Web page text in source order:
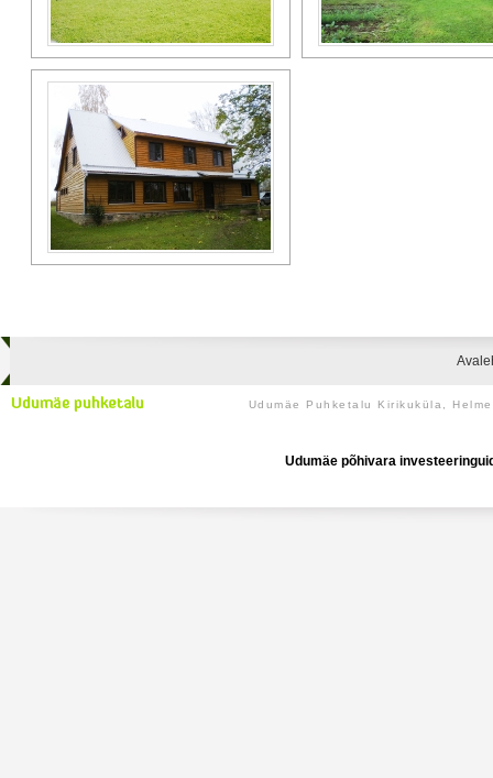
Udumäe Puhketalu Kirikuküla,
Udumäe põhivara